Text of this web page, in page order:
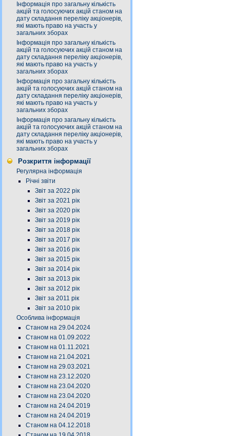
Інформація про загальну кількість
акцій та голосуючих акцій станом на
дату складання переліку акціонерів,
які мають право на участь у
загальних зборах
Інформація про загальну кількість
акцій та голосуючих акцій станом на
дату складання переліку акціонерів,
які мають право на участь у
загальних зборах
Інформація про загальну кількість
акцій та голосуючих акцій станом на
дату складання переліку акціонерів,
які мають право на участь у
загальних зборах
Інформація про загальну кількість
акцій та голосуючих акцій станом на
дату складання переліку акціонерів,
які мають право на участь у
загальних зборах
Розкриття інформації
Регулярна інформація
Річні звіти
Звіт за 2022 рік
Звіт за 2021 рік
Звіт за 2020 рік
Звіт за 2019 рік
Звіт за 2018 рік
Звіт за 2017 рік
Звіт за 2016 рік
Звіт за 2015 рік
Звіт за 2014 рік
Звіт за 2013 рік
Звіт за 2012 рік
Звіт за 2011 рік
Звіт за 2010 рік
Особлива інформація
Станом на 29.04.2024
Станом на 01.09.2022
Станом на 01.11.2021
Станом на 21.04.2021
Станом на 29.03.2021
Станом на 23.12.2020
Станом на 23.04.2020
Станом на 23.04.2020
Станом на 24.04.2019
Станом на 24.04.2019
Станом на 04.12.2018